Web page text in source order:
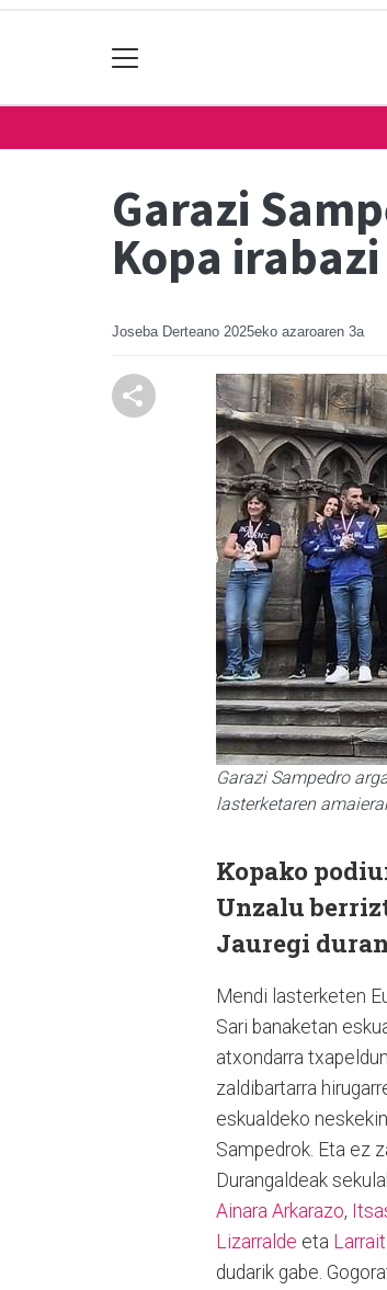
Garazi
Kopa
Joseba Derteano 2025eko azaroaren 3a
Garazi Sampedro
lasterketaren
Kopako
Unzalu
Jauregi
Mendi lasterketen
Sari banaketan
atxondarra
zaldibartarra
eskualdeko
Sampedrok. Eta ez
Durangaldeak
Ainara Arkarazo,
Lizarralde eta
dudarik gabe.